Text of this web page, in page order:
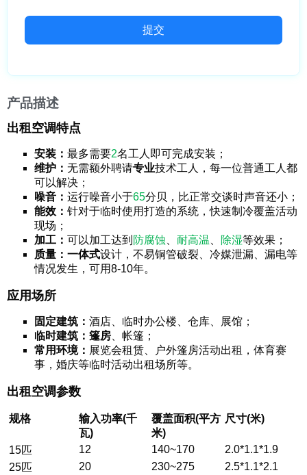
提交
产品描述
出租空调特点
安装： 最多需要2名工人即可完成安装；
维护： 无需额外聘请专业技术工人，每一位普通工人都
可以解决；
噪音： 运行噪音小于65分贝，比正常交谈时声音还小；
能效： 针对于临时使用打造的系统，快速制冷覆盖活动
现场；
加工： 可以加工达到 防腐蚀 耐高温 除湿等效果；
质量： 一体式设计，不易铜管破裂、冷媒泄漏、漏电等
情况发生，可用8-10年。
应用场所
固定建筑： 酒店、临时办公楼、仓库、展馆；
临时建筑： 篷房 、帐篷；
常用环境： 展览会租赁、户外篷房活动出租，体育赛
事，婚庆等临时活动出租场所等。
出租空调参数
规格
输入功率(千
瓦)
覆盖面积(平方
米)
尺寸(米)
15匹 12 140~170
2.0*1.1*1.9
25匹
20 230~275
2.5*1.1*2.1